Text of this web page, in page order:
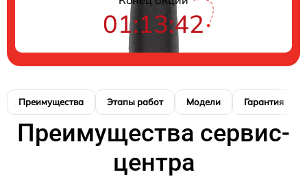
01:13:41
Преимущества Этапы работ Модели Гарантия
Преимущества сервис-
центра